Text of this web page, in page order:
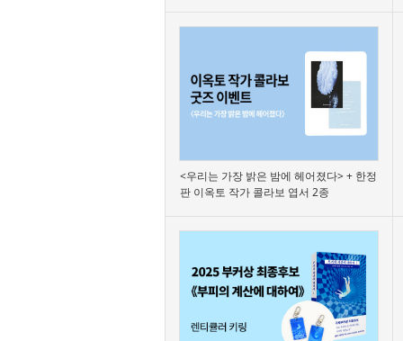
<우리는 가장 밝은 밤에 헤어졌다> + 한정
판 이옥토 작가 콜라보 엽서 2종